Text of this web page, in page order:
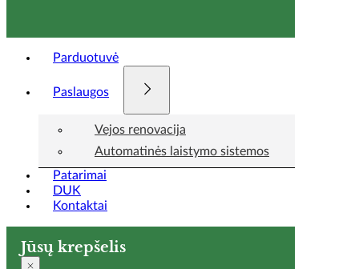
Parduotuvė
Paslaugos
Vejos renovacija
Automatinės laistymo sistemos
Patarimai
DUK
Kontaktai
Jūsų krepšelis